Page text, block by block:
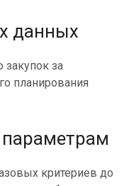
данных
закупок за
планирования
критериев до